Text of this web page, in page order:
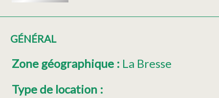
GÉNÉRAL
Zone géographique : La Bresse
Type de location :